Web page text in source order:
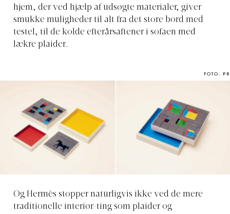
hjem, der ved hjælp af udsøgte materialer, giver
smukke muligheder til alt fra det store bord med
testel, til de kolde efterårsaftener i sofaen med
lækre plaider.
FOTO: PR
Og Hermès stopper naturligvis ikke ved de mere
traditionelle interiør-ting som plaider og